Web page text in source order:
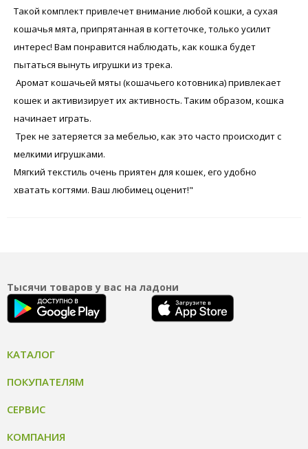
Такой комплект привлечет внимание любой кошки, а сухая
кошачья мята, припрятанная в когтеточке, только усилит
интерес! Вам понравится наблюдать, как кошка будет
пытаться вынуть игрушки из трека.
Аромат кошачьей мяты (кошачьего котовника) привлекает
кошек и активизирует их активность. Таким образом, кошка
начинает играть.
Трек не затеряется за мебелью, как это часто происходит с
мелкими игрушками.
Мягкий текстиль очень приятен для кошек, его удобно
хватать когтями. Ваш любимец оценит!"
Тысячи товаров у вас на ладони
КАТАЛОГ
ПОКУПАТЕЛЯМ
СЕРВИС
КОМПАНИЯ